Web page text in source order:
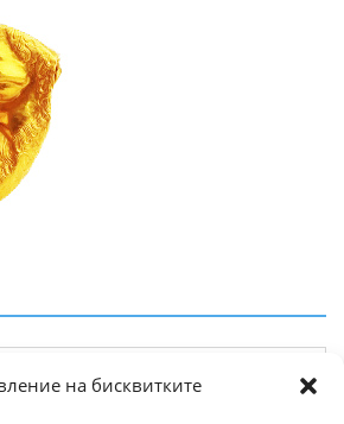
на бисквитките